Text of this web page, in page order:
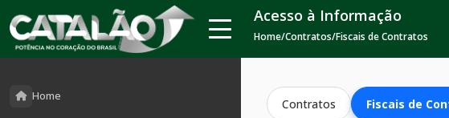
Home
Acesso à Informação
Home/Contratos/Fiscais de Contratos
Contratos Fiscais de